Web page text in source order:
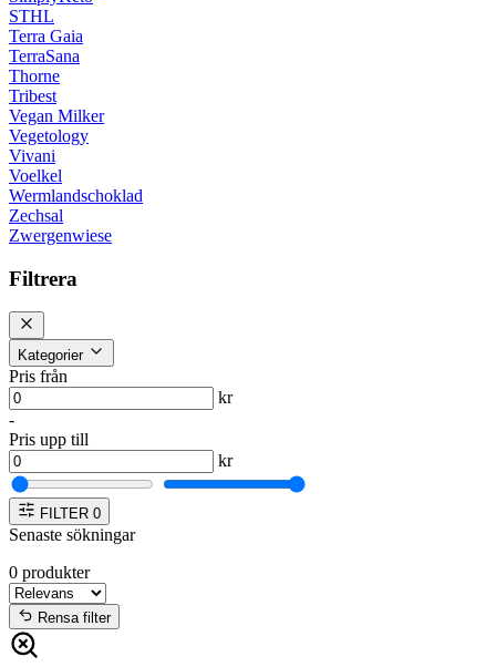
STHL
Terra Gaia
TerraSana
Thorne
Tribest
Vegan Milker
Vegetology
Vivani
Voelkel
Wermlandschoklad
Zechsal
Zwergenwiese
Filtrera
Kategorier
Pris från
kr
-
Pris upp till
kr
FILTER 0
Senaste sökningar
0 produkter
Rensa filter